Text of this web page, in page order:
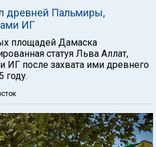
древней Пальмиры,
ИГ
площадей Дамаска
статуя Льва Аллат,
ИГ после захвата ими древнего
году.